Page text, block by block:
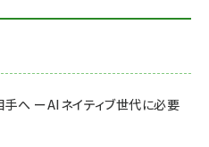
手へ ーAIネイティブ世代に必要